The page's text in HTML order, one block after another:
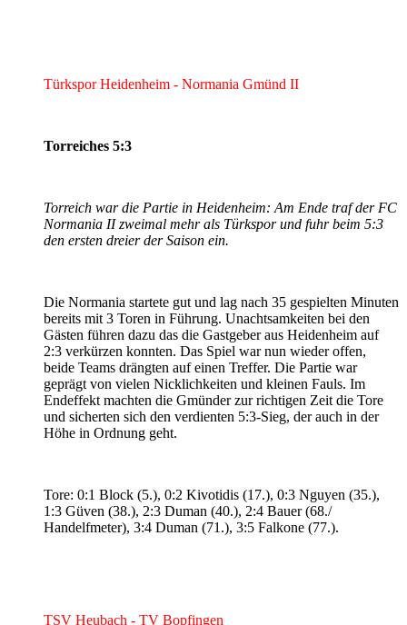
Türkspor Heidenheim - Normania Gmünd II
Torreiches 5:3
Torreich war die Partie in Heidenheim: Am Ende traf der FC
Normania II zweimal mehr als Türkspor und fuhr beim 5:3
den ersten dreier der Saison ein.
Die Normania startete gut und lag nach 35 gespielten Minuten
bereits mit 3 Toren in Führung. Unachtsamkeiten bei den
Gästen führen dazu das die Gastgeber aus Heidenheim auf
2:3 verkürzen konnten. Das Spiel war nun wieder offen,
beide Teams drängten auf einen Treffer. Die Partie war
geprägt von vielen Nicklichkeiten und kleinen Fauls. Im
Endeffekt machten die Gmünder zur richtigen Zeit die Tore
und sicherten sich den verdienten 5:3-Sieg, der auch in der
Höhe in Ordnung geht.
Tore: 0:1 Block (5.), 0:2 Kivotidis (17.), 0:3 Nguyen (35.),
1:3 Güven (38.), 2:3 Duman (40.), 2:4 Bauer (68./
Handelfmeter), 3:4 Duman (71.), 3:5 Falkone (77.).
TSV Heubach - TV Bopfingen